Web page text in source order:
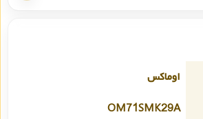
اوماکس
OM71SMK29A